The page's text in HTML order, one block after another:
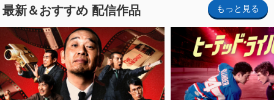
最新＆おすすめ 配信作品 もっと見る